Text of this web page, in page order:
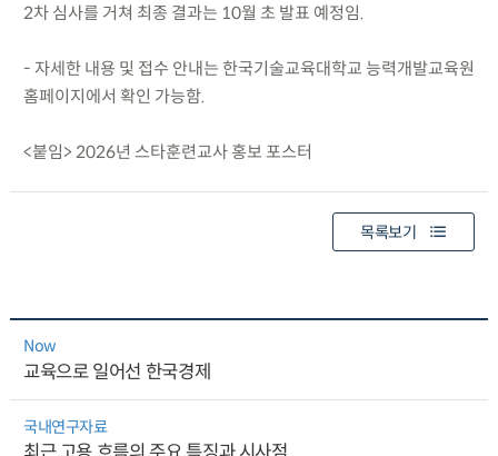
2차 심사를 거쳐 최종 결과는 10월 초 발표 예정임.
- 자세한 내용 및 접수 안내는 한국기술교육대학교 능력개발교육원
홈페이지에서 확인 가능함.
<붙임> 2026년 스타훈련교사 홍보 포스터
목록보기
Now
교육으로 일어선 한국경제
국내연구자료